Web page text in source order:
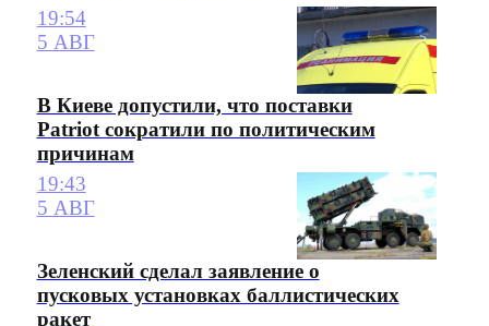
19:54
5 АВГ
В Киеве допустили, что поставки
Patriot сократили по политическим
причинам
19:43
5 АВГ
Зеленский сделал заявление о
пусковых установках баллистических
ракет